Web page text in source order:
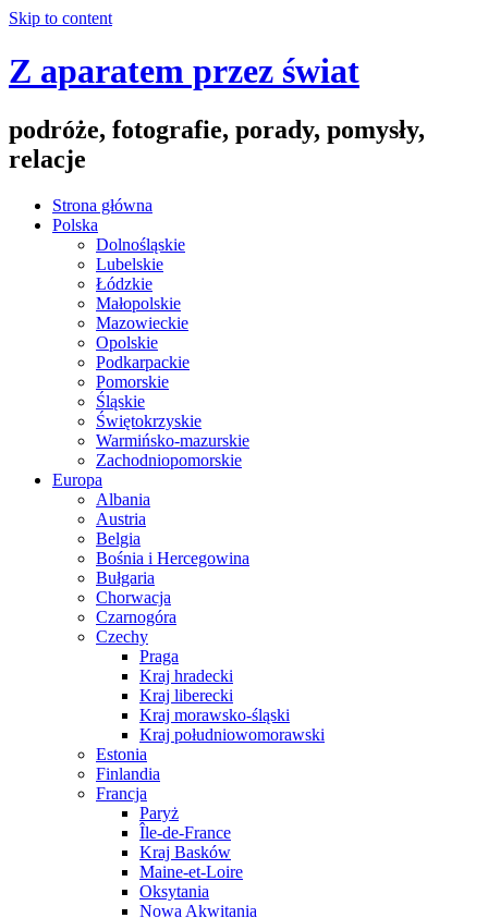
Skip to content
Z aparatem przez świat
podróże, fotografie, porady, pomysły,
relacje
Strona główna
Polska
Dolnośląskie
Lubelskie
Łódzkie
Małopolskie
Mazowieckie
Opolskie
Podkarpackie
Pomorskie
Śląskie
Świętokrzyskie
Warmińsko-mazurskie
Zachodniopomorskie
Europa
Albania
Austria
Belgia
Bośnia i Hercegowina
Bułgaria
Chorwacja
Czarnogóra
Czechy
Praga
Kraj hradecki
Kraj liberecki
Kraj morawsko-śląski
Kraj południowomorawski
Estonia
Finlandia
Francja
Paryż
Île-de-France
Kraj Basków
Maine-et-Loire
Oksytania
Nowa Akwitania